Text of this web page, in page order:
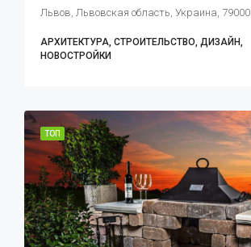
Львов, Львовская область, Украина, 79000
АРХИТЕКТУРА, СТРОИТЕЛЬСТВО, ДИЗАЙН,
НОВОСТРОЙКИ
ТОП